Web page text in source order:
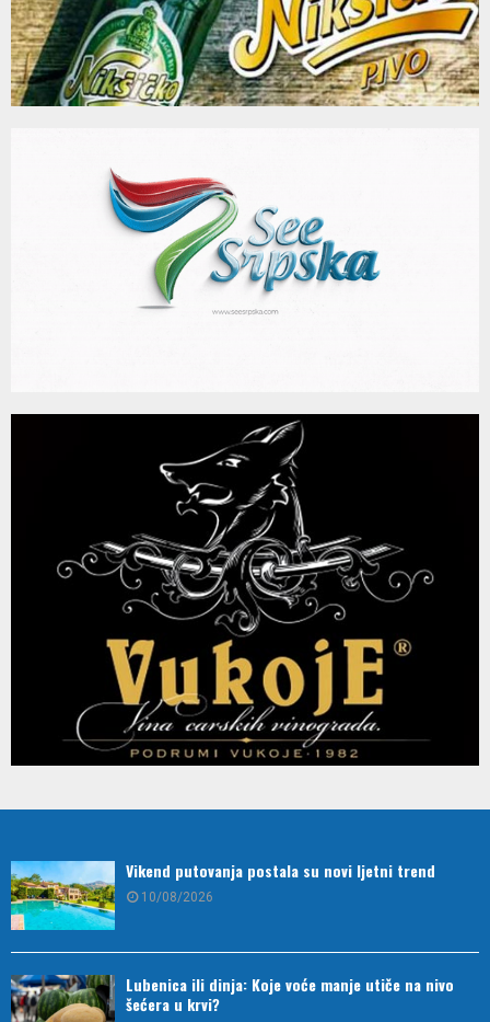
Vikend putovanja postala su novi ljetni trend
10/08/2026
Lubenica ili dinja: Koje voće manje utiče na nivo
šećera u krvi?